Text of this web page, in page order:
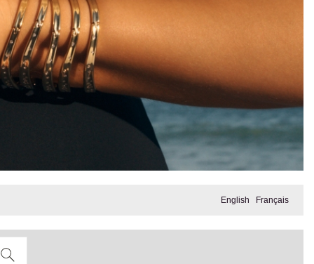
English Français